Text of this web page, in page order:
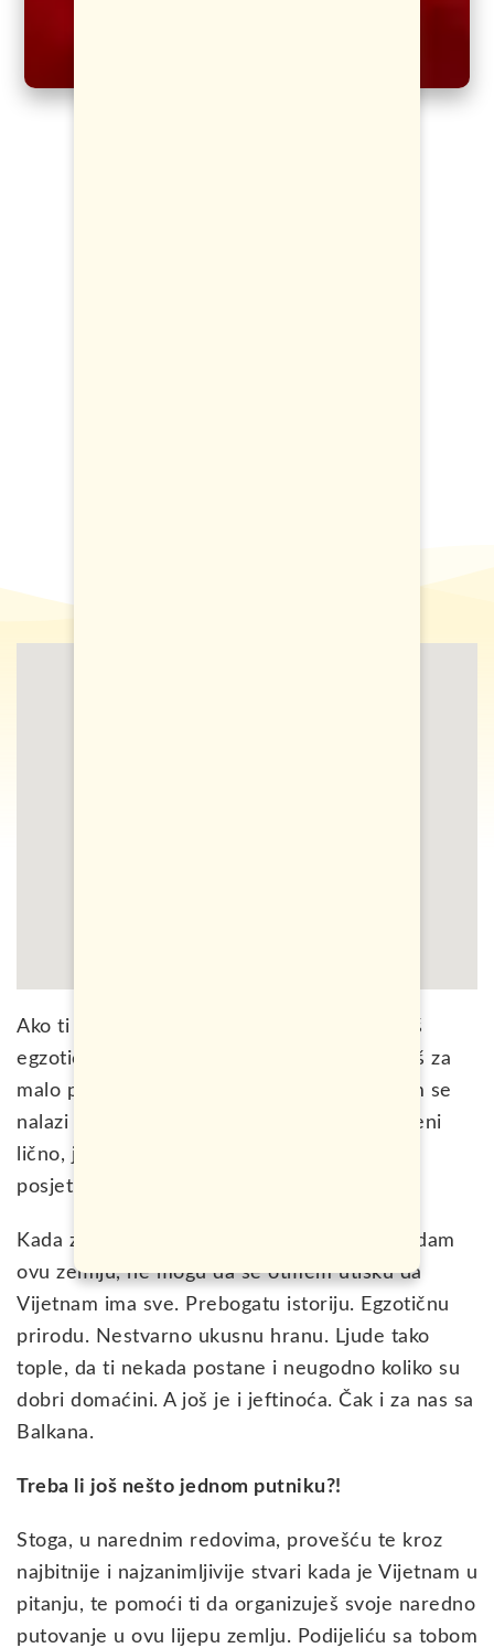
Ako ti se putuje negdje jako daleko, te tražiš
egzotičnu destinaciju na koju možeš da odeš za
malo para, na pravom si mjestu. Pred tobom se
nalazi
, po meni
lično, jedna od TOP 3 zemlje koje sam ikada
posjetio.
Kada zastanem i sa objektivne strane pogledam
ovu zemlju, ne mogu da se otmem utisku da
Vijetnam ima sve. Prebogatu istoriju. Egzotičnu
prirodu. Nestvarno ukusnu hranu. Ljude tako
tople, da ti nekada postane i neugodno koliko su
dobri domaćini. A još je i jeftinoća. Čak i za nas sa
Balkana.
Treba li još nešto jednom putniku?!
Stoga, u narednim redovima, provešću te kroz
najbitnije i najzanimljivije stvari kada je Vijetnam u
pitanju, te pomoći ti da organizuješ svoje naredno
putovanje u ovu lijepu zemlju. Podijeliću sa tobom